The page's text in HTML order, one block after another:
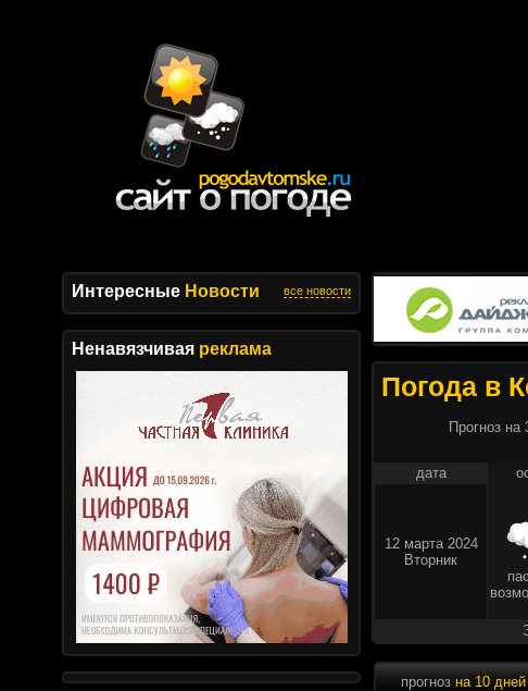
Интересные Новости все новости
Ненавязчивая реклама
Погода в
Прогноз на
дата
12 марта 2024
Вторник
прогноз на 10 дней